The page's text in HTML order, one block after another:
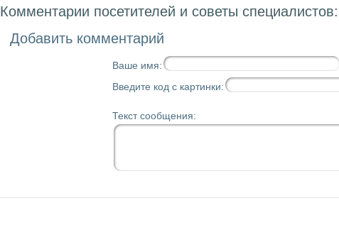
Комментарии посетителей и советы специалистов:
Добавить комментарий
Ваше имя:
Введите код с картинки:
Текст сообщения: